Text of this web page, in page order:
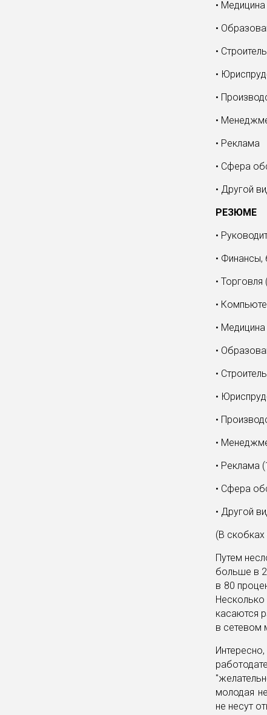
• Медицина
•
•
•
•
•
• Реклама
• Сфера
• Другой
РЕЗЮМЕ
•
• Финансы,
• Торговля
•
• Медицина
•
•
•
•
•
• Реклама
• Сфера
• Другой
(В
Путем
больше в
в 80
касаются
в сетевом
молодая
не несут